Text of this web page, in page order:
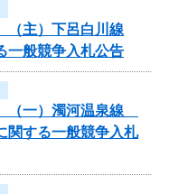
主）下呂白川線
一般競争入札公告
（一）濁河温泉線
関する一般競争入札